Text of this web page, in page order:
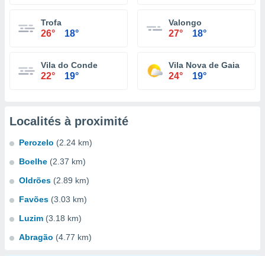
Trofa
26° 18°
Valongo
27° 18°
Vila do Conde
22° 19°
Vila Nova de Gaia
24° 19°
Localités à proximité
Perozelo (2.24 km)
Boelhe (2.37 km)
Oldrões (2.89 km)
Favões (3.03 km)
Luzim (3.18 km)
Abragão (4.77 km)